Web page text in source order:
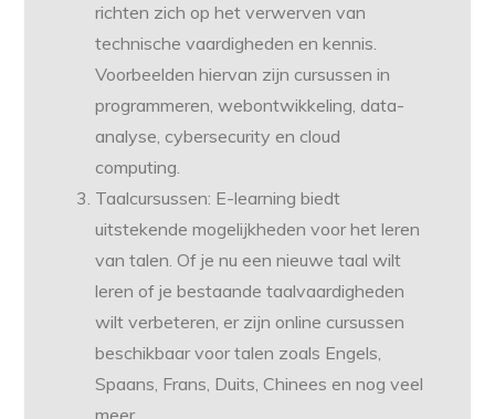
richten zich op het verwerven van
technische vaardigheden en kennis.
Voorbeelden hiervan zijn cursussen in
programmeren, webontwikkeling, data-
analyse, cybersecurity en cloud
computing.
Taalcursussen: E-learning biedt
uitstekende mogelijkheden voor het leren
van talen. Of je nu een nieuwe taal wilt
leren of je bestaande taalvaardigheden
wilt verbeteren, er zijn online cursussen
beschikbaar voor talen zoals Engels,
Spaans, Frans, Duits, Chinees en nog veel